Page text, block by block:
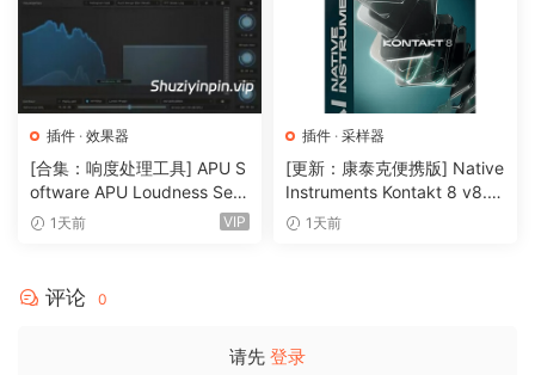
插件 · 效果器
[合集：响度处理工具] APU S
oftware APU Loudness Seri
es v5.7.0 Incl Keygen-R2R
1天前 VIP
插件 · 采样器
[更新：康泰克便携版] Native
Instruments Kontakt 8 v8.1
2.1 PORTABLE-vkDanilov
1天前
评论 0
请先 登录